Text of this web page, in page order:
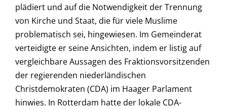
plädiert und auf die Notwendigkeit der Trennung
von Kirche und Staat, die für viele Muslime
problematisch sei, hingewiesen. Im Gemeinderat
verteidigte er seine Ansichten, indem er listig auf
vergleichbare Aussagen des Fraktionsvorsitzenden
der regierenden niederländischen
Christdemokraten (CDA) im Haager Parlament
hinwies. In Rotterdam hatte der lokale CDA-